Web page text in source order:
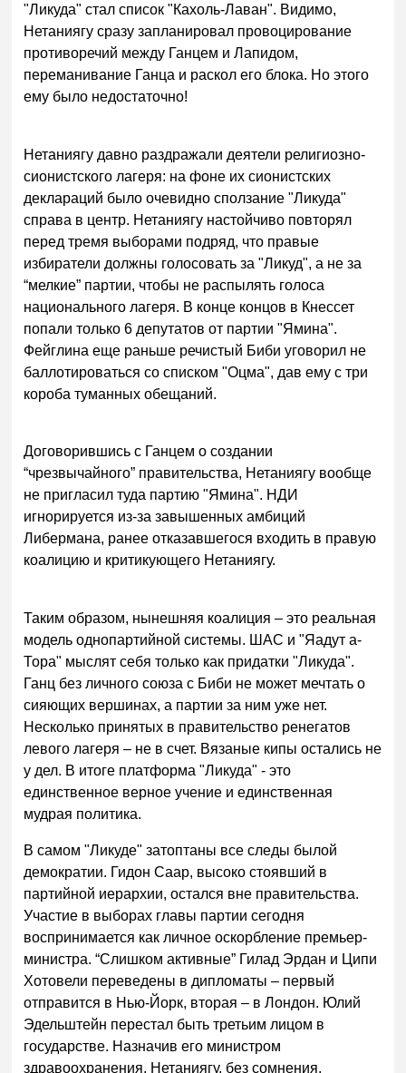
"Ликуда" стал список "Кахоль-Лаван". Видимо,
Нетаниягу сразу запланировал провоцирование
противоречий между Ганцем и Лапидом,
переманивание Ганца и раскол его блока. Но этого
ему было недостаточно!
Нетаниягу давно раздражали деятели религиозно-
сионистского лагеря: на фоне их сионистских
деклараций было очевидно сползание "Ликуда"
справа в центр. Нетаниягу настойчиво повторял
перед тремя выборами подряд, что правые
избиратели должны голосовать за "Ликуд", а не за
“мелкие” партии, чтобы не распылять голоса
национального лагеря. В конце концов в Кнессет
попали только 6 депутатов от партии "Ямина".
Фейглина еще раньше речистый Биби уговорил не
баллотироваться со списком "Оцма", дав ему с три
короба туманных обещаний.
Договорившись с Ганцем о создании
“чрезвычайного” правительства, Нетаниягу вообще
не пригласил туда партию "Ямина". НДИ
игнорируется из-за завышенных амбиций
Либермана, ранее отказавшегося входить в правую
коалицию и критикующего Нетаниягу.
Таким образом, нынешняя коалиция – это реальная
модель однопартийной системы. ШАС и "Яадут а-
Тора" мыслят себя только как придатки "Ликуда".
Ганц без личного союза с Биби не может мечтать о
сияющих вершинах, а партии за ним уже нет.
Несколько принятых в правительство ренегатов
левого лагеря – не в счет. Вязаные кипы остались не
у дел. В итоге платформа "Ликуда" - это
единственное верное учение и единственная
мудрая политика.
В самом "Ликуде" затоптаны все следы былой
демократии. Гидон Саар, высоко стоявший в
партийной иерархии, остался вне правительства.
Участие в выборах главы партии сегодня
воспринимается как личное оскорбление премьер-
министра. “Слишком активные” Гилад Эрдан и Ципи
Хотовели переведены в дипломаты – первый
отправится в Нью-Йорк, вторая – в Лондон. Юлий
Эдельштейн перестал быть третьим лицом в
государстве. Назначив его министром
здравоохранения, Нетаниягу, без сомнения,